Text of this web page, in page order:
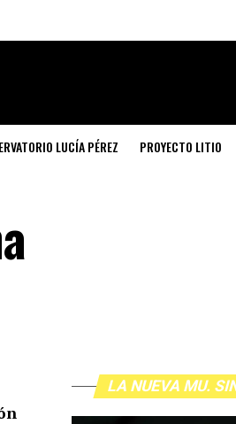
LUCÍA PÉREZ PROYECTO LITIO
LA NUEVA MU.